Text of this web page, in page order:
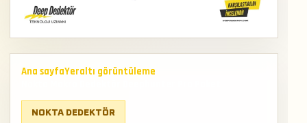
Ana sayfaYeraltı görüntüleme
NOKTA DEDEKTÖR